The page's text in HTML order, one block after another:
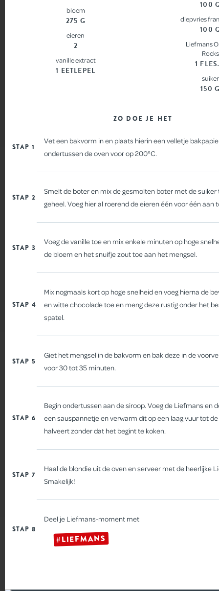
CRUMBLE MET RODE
VRUCHTEN
bloem
275 G
eieren
2
vanille extract
1 EETLEPEL
100
diepvries
100
Liefmans
Rocks
1
suiker
150
ZO DOE JE HET
STAP 1
Vet een bakvorm in en plaats hierin een velletje
ondertussen de oven voor op 200°C.
STAP 2
Smelt de boter en mix de gesmolten boter met de suiker
geheel. Voeg hier al roerend de eieren één voor één aan
STAP 3
Voeg de vanille toe en mix enkele minuten op hoge
de bloem en het snuifje zout toe aan het mengsel.
STAP 4
Mix nogmaals kort op hoge snelheid en voeg hierna de
en witte chocolade toe en meng deze rustig onder het
spatel.
STAP 5
Giet het mengsel in de bakvorm en bak deze in de
voor 30 tot 35 minuten.
STAP 6
Begin ondertussen aan de siroop. Voeg de Liefmans en
een sauspannetje en verwarm dit op een laag vuur tot
halveert zonder dat het begint te koken.
STAP 7
Haal de blondie uit de oven en serveer met de heerlijke
Smakelijk!
STAP 8
Deel je Liefmans-moment met
#LIEFMANS